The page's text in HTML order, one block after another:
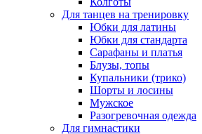
Для танцев на тренировку
Юбки для латины
Юбки для стандарта
Сарафаны и платья
Блузы, топы
Купальники (трико)
Шорты и лосины
Мужское
Разогревочная одежда
Для гимнастики